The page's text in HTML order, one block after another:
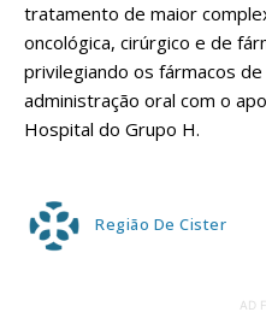
tratamento de maior
oncológica, cirúrgico e de
privilegiando os fármacos
administração oral com o
Hospital do Grupo H.
Região De Cister
AD